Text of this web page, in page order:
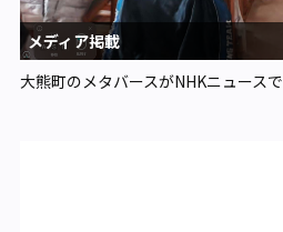
メディア掲載
大熊町のメタバースがNHKニュース